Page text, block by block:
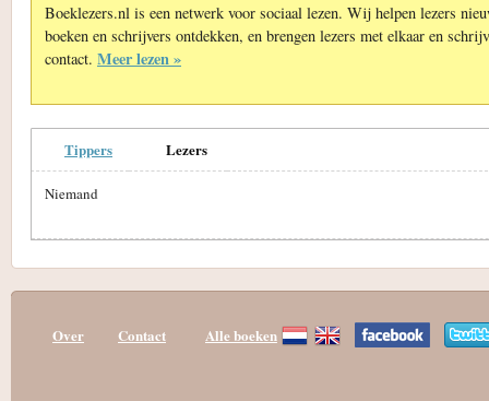
Boeklezers.nl is een netwerk voor sociaal lezen. Wij helpen lezers
boeken en schrijvers ontdekken, en brengen lezers met elkaar en
contact. Meer lezen »
Tippers Lezers
Niemand
Over Contact Alle boeken